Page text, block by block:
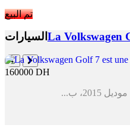
تم البيع
السيارات La Volkswagen
160000 DH